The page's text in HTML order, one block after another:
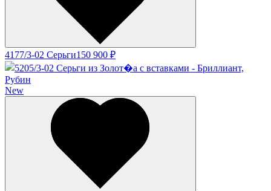
4177/3-02 Серьги150 900 ₽
New